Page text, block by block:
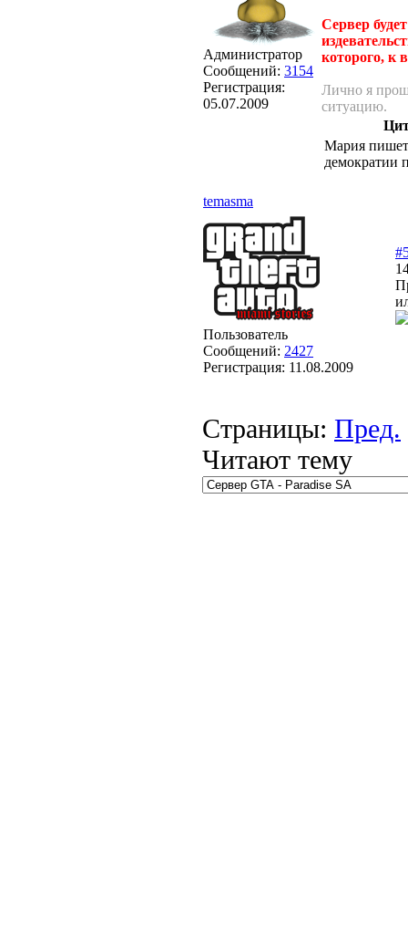
Администратор
Сообщений: 3154
Регистрация:
05.07.2009
Сервер
которого, к
Лично я
ситуацию.
Мария
демократии
temasma
Пользователь
Сообщений: 2427
Регистрация: 11.08.2009
Страницы: Пред.
Читают тему